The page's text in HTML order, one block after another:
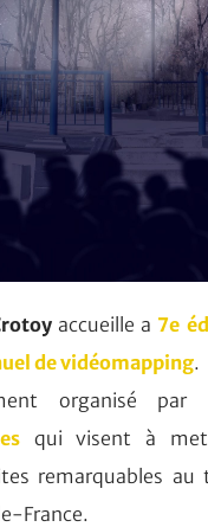
accueille a 7e
de vidéomapping.
organisé par
qui visent à
remarquables au
France.